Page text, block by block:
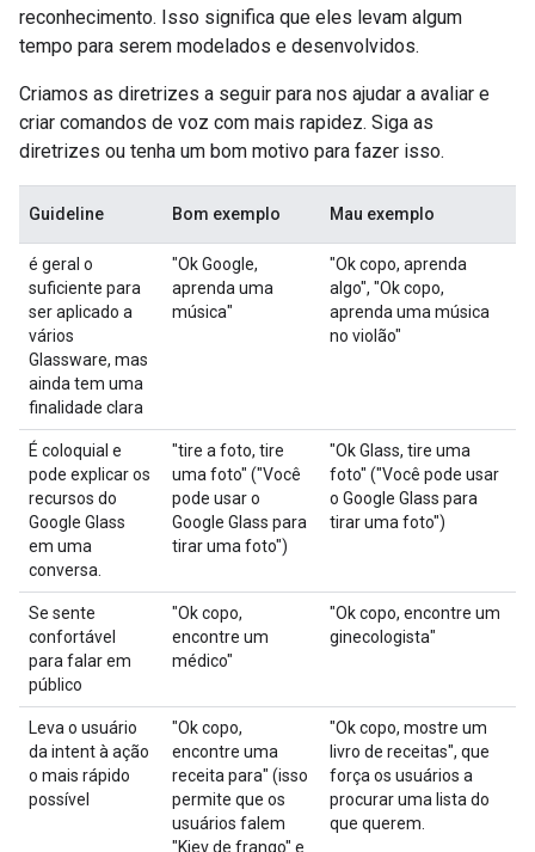
reconhecimento. Isso significa que eles levam algum
tempo para serem modelados e desenvolvidos.
Criamos as diretrizes a seguir para nos ajudar a avaliar e
criar comandos de voz com mais rapidez. Siga as
diretrizes ou tenha um bom motivo para fazer isso.
Guideline Bom exemplo Mau exemplo
é geral o
suficiente para
ser aplicado a
vários
Glassware, mas
ainda tem uma
finalidade clara
"Ok Google,
aprenda uma
música"
"Ok copo, aprenda
algo", "Ok copo,
aprenda uma música
no violão"
É coloquial e
pode explicar os
recursos do
Google Glass
em uma
conversa.
"tire a foto, tire
uma foto" ("Você
pode usar o
Google Glass para
tirar uma foto")
"Ok Glass, tire uma
foto" ("Você pode usar
o Google Glass para
tirar uma foto")
Se sente
confortável
para falar em
público
"Ok copo,
encontre um
médico"
"Ok copo, encontre um
ginecologista"
Leva o usuário
da intent à ação
o mais rápido
possível
"Ok copo,
encontre uma
receita para" (isso
permite que os
usuários falem
"Kiev de frango" e
"Ok copo, mostre um
livro de receitas", que
força os usuários a
procurar uma lista do
que querem.